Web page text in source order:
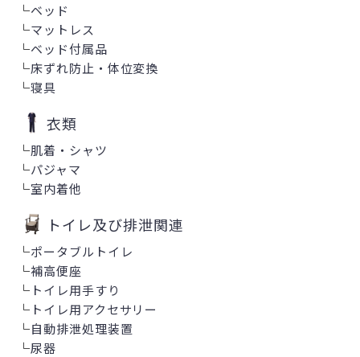
└ベッド
└マットレス
└ベッド付属品
└床ずれ防止・体位変換
└寝具
衣類
└肌着・シャツ
└パジャマ
└室内着他
トイレ及び排泄関連
└ポータブルトイレ
└補高便座
└ トイレ用手すり
└ トイレ用アクセサリー
└自動排泄処理装置
└尿器